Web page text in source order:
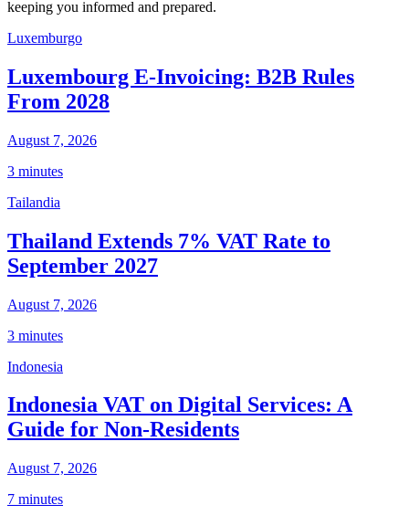
keeping you informed and prepared.
Luxemburgo
Luxembourg E-Invoicing: B2B Rules
From 2028
August 7, 2026
3 minutes
Tailandia
Thailand Extends 7% VAT Rate to
September 2027
August 7, 2026
3 minutes
Indonesia
Indonesia VAT on Digital Services: A
Guide for Non-Residents
August 7, 2026
7 minutes